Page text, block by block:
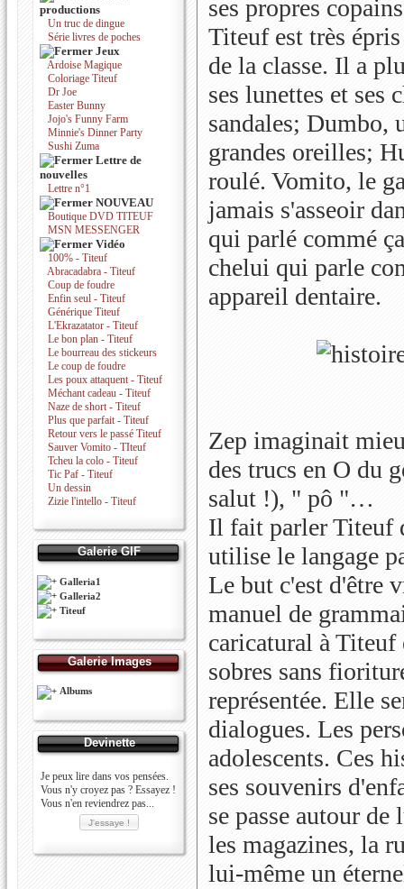
productions
Un truc de dingue
Série livres de poches
Jeux
Ardoise Magique
Coloriage Titeuf
Dr Joe
Easter Bunny
Jojo's Funny Farm
Minnie's Dinner Party
Sushi Zuma
Lettre de
nouvelles
Lettre n°1
NOUVEAU
Boutique DVD TITEUF
MSN MESSENGER
Vidéo
100% - Titeuf
Abracadabra - Titeuf
Coup de foudre
Enfin seul - Titeuf
Générique Titeuf
L'Ekrazatator - Titeuf
Le bon plan - Titeuf
Le bourreau des stickeurs
Le coup de foudre
Les poux attaquent - Titeuf
Méchant cadeau - Titeuf
Naze de short - Titeuf
Plus que parfait - Titeuf
Retour vers le passé Titeuf
Sauver Vomito - TIteuf
Tcheu la colo - Titeuf
Tic Paf - Titeuf
Un dessin
Zizie l'intello - Titeuf
Galerie GIF
Galleria1
Galleria2
Titeuf
Galerie Images
Albums
Devinette
Je peux lire dans vos pensées.
Vous n'y croyez pas ? Essayez !
Vous n'en reviendrez pas...
ses propres
Titeuf est très
de la classe. Il a
ses lunettes et ses
sandales; Dumbo,
grandes oreilles;
roulé. Vomito, le
jamais s'asseoir
qui parlé commé
chelui qui parle
appareil dentaire.
Zep imaginait
des trucs en O du
salut !), " pô "…
Il fait parler Titeuf
utilise le langage
Le but c'est d'être
manuel de
caricatural à Titeuf
sobres sans
représentée. Elle
dialogues. Les
adolescents. Ces
ses souvenirs
se passe autour
les magazines, la
lui-même un